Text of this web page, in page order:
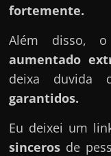
fortemente.
Além disso,
aumentado
deixa duvida
garantidos.
Eu deixei um
sinceros de